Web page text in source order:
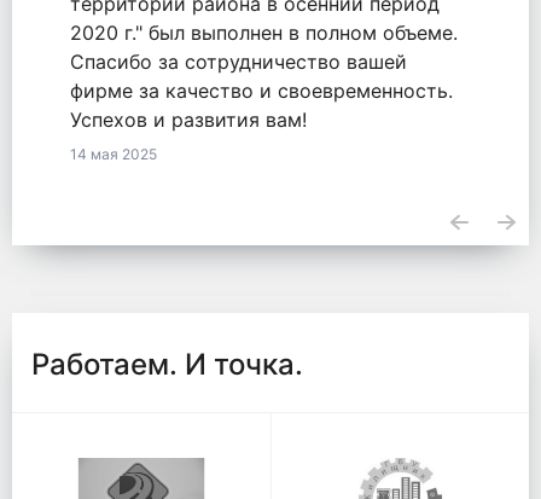
2771548855820000050 от 18.09.2020.
23 апреля 2025
Работаем. И точка.